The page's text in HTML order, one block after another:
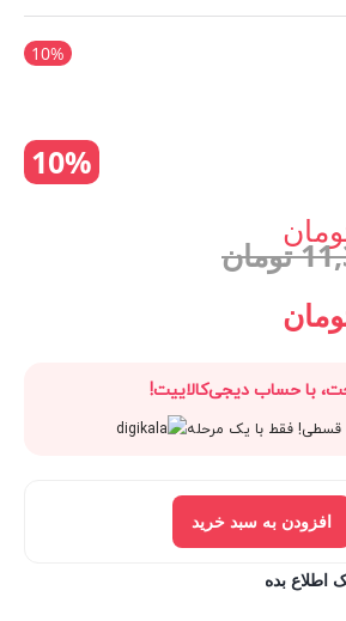
10%
10%
اصلی:
تومان
تومان
فعلی:
10,215,000 تومان.
با حساب دیجی‌کالاییت!
قسطی! فقط با یک مرحله
افزودن به سبد خرید
اطلاع بده